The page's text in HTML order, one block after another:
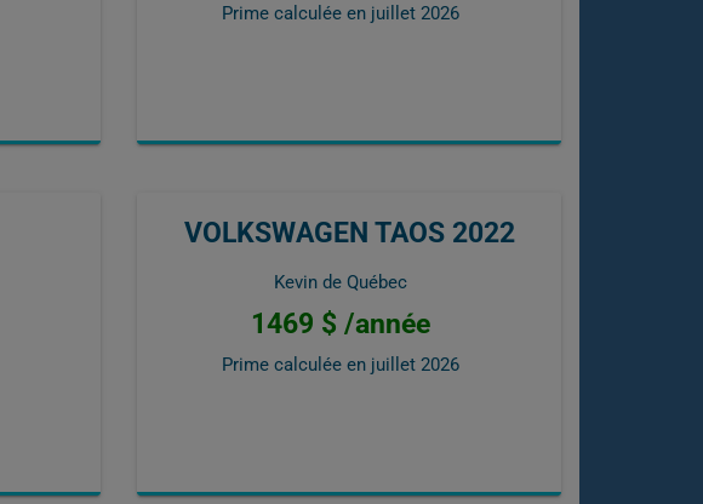
Prime calculée en juillet 2026
VOLKSWAGEN TAOS 2022
Kevin de Québec
1469 $ /année
Prime calculée en juillet 2026